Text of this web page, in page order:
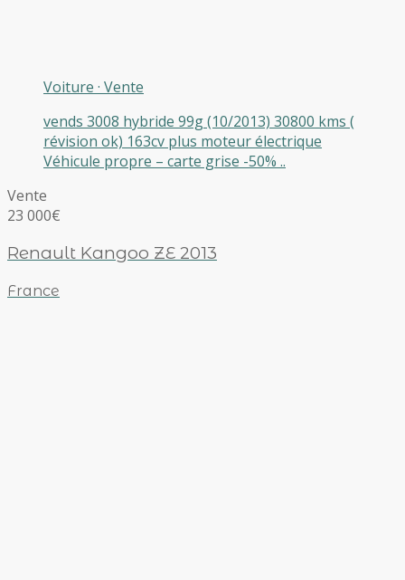
Voiture · Vente
vends 3008 hybride 99g (10/2013) 30800 kms (
révision ok) 163cv plus moteur électrique
Véhicule propre – carte grise -50% ..
Vente
23 000€
Renault Kangoo ZE 2013
France